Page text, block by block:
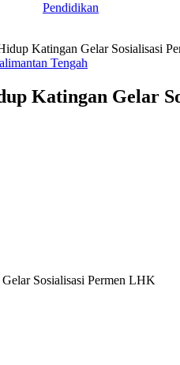
Pendidikan
Katingan Gelar Sosialisasi
Tengah
Katingan Gelar
Sosialisasi Permen LHK